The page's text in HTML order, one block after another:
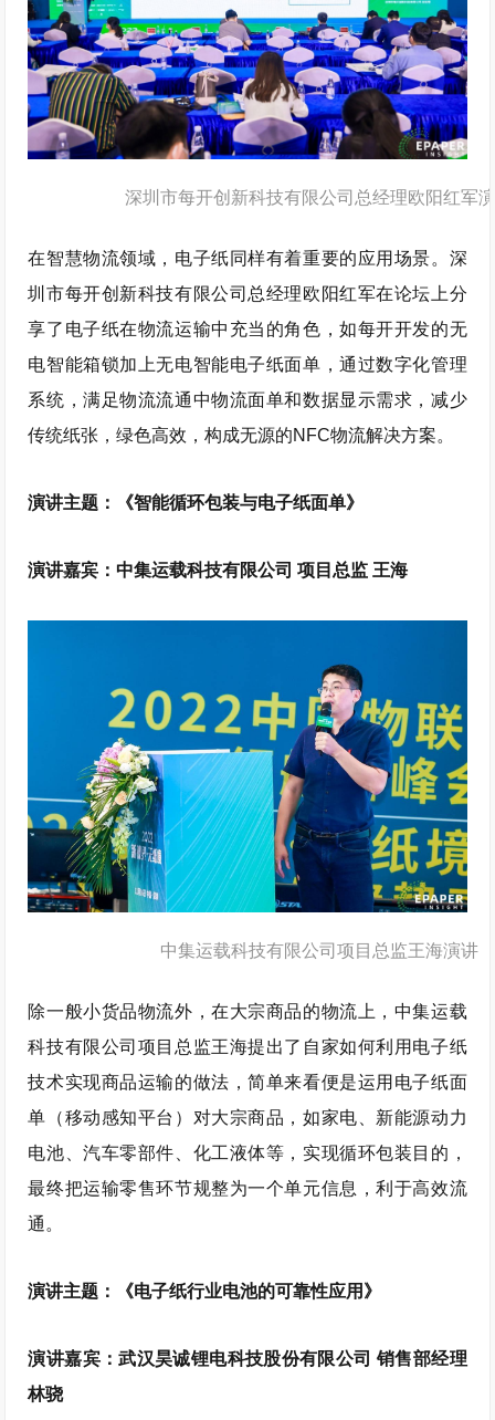
深圳市每开创新科技有限公司总经理欧阳红军
在智慧物流领域，电子纸同样有着重要的应用场景。深
圳市每开创新科技有限公司总经理欧阳红军在论坛上分
享了电子纸在物流运输中充当的角色，如每开开发的无
电智能箱锁加上无电智能电子纸面单，通过数字化管理
系统，满足物流流通中物流面单和数据显示需求，减少
传统纸张，绿色高效，构成无源的NFC物流解决方案。
演讲主题：《智能循环包装与电子纸面单》
演讲嘉宾：中集运载科技有限公司 项目总监 王海
中集运载科技有限公司项目总监王海演讲
除一般小货品物流外，在大宗商品的物流上，中集运载
科技有限公司项目总监王海提出了自家如何利用电子纸
技术实现商品运输的做法，简单来看便是运用电子纸面
单（移动感知平台）对大宗商品，如家电、新能源动力
电池、汽车零部件、化工液体等，实现循环包装目的，
最终把运输零售环节规整为一个单元信息，利于高效流
通。
演讲主题：《电子纸行业电池的可靠性应用》
演讲嘉宾：武汉昊诚锂电科技股份有限公司 销售部经理
林骁